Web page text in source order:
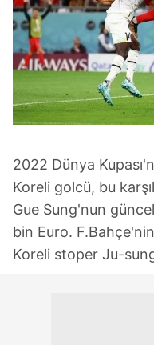
2022 Dünya
Koreli golcü, bu
Gue Sung'nun
bin Euro.
Koreli stoper Ju-